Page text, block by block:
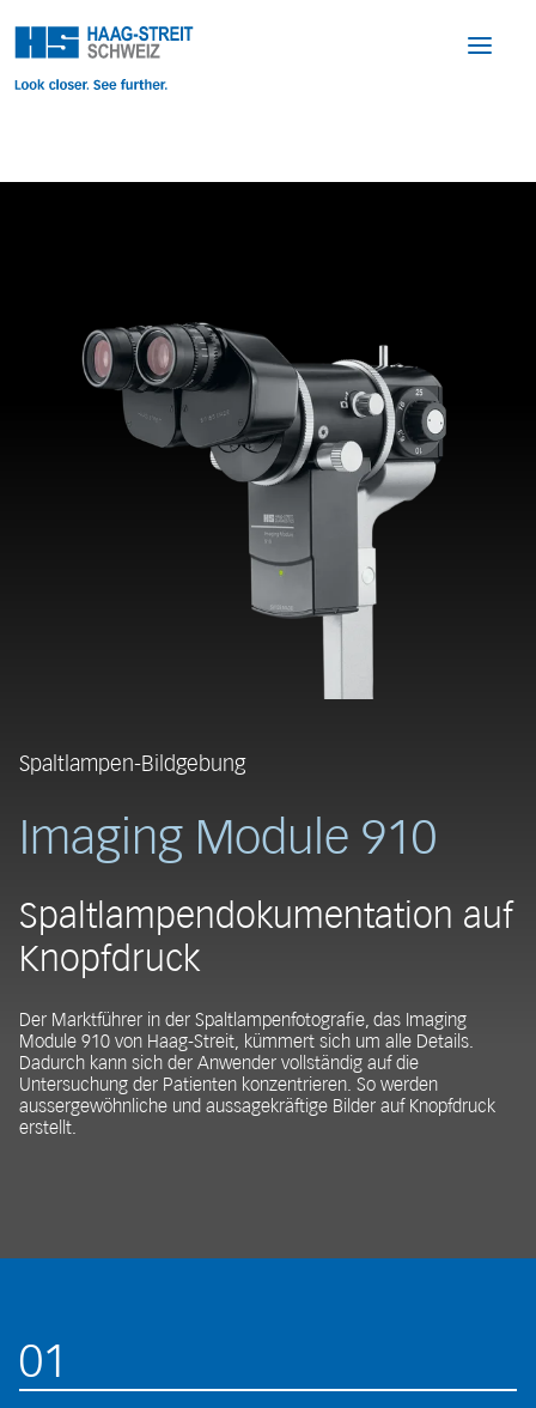
Spaltlampen-Bildgebung
Imaging Module 910
Spaltlampendokumentation auf
Knopfdruck
Der Marktführer in der Spaltlampenfotografie, das Imaging
Module 910 von Haag-Streit, kümmert sich um alle Details.
Dadurch kann sich der Anwender vollständig auf die
Untersuchung der Patienten konzentrieren. So werden
aussergewöhnliche und aussagekräftige Bilder auf Knopfdruck
erstellt.
01